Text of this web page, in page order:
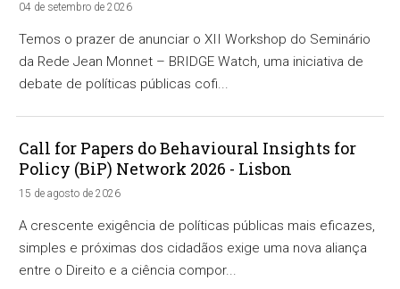
04 de setembro de 2026
Temos o prazer de anunciar o XII Workshop do Seminário
da Rede Jean Monnet – BRIDGE Watch, uma iniciativa de
debate de políticas públicas cofi...
Call for Papers do Behavioural Insights for
Policy (BiP) Network 2026 - Lisbon
15 de agosto de 2026
A crescente exigência de políticas públicas mais eficazes,
simples e próximas dos cidadãos exige uma nova aliança
entre o Direito e a ciência compor...